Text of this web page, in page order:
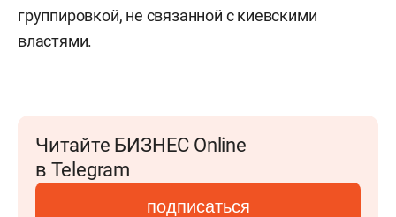
группировкой, не связанной с киевскими
властями.
Читайте БИЗНЕС Online
в Telegram
подписаться